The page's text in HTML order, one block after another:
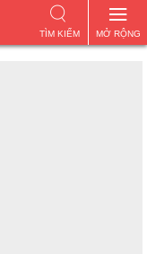
MỞ RỘNG
TÌM KIẾM